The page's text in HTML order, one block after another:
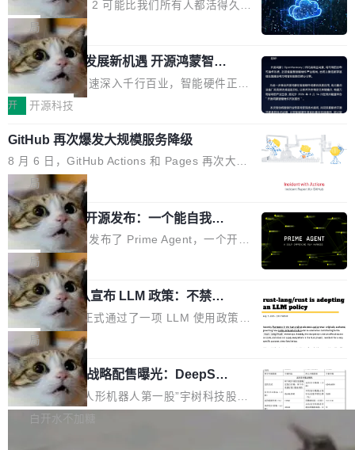
话，他是说出了一个圈内人尽皆知但很少公开捅
破的事实。 Jordan 随后补充了一句软化声明：
「我不认为这些会议上大部分论文都在过度宣传
或造假。问题是，作为读者，如果你筛选出那些
看起来最令人兴奋的论文，那它们大部分都是过
度宣传的。」 这才是真正的痛点。不是所有论文
都有问题，是最吸引眼球的那批论文最有问题。
他引用的帖子来自 Mathew Shen，一位 ICLR 2
026 的读者：「看了篇 ...
Flash Attention 2 可能比我们所有人都活得久。
这句话不是来自某个技术博客，而是出自 Hieu
Pham 的一条推文。Hieu Pham 是谁？他是 xAI
的早期工程师之一，在 Grok 训练基础设施团队
工作过。近日他在 X 上发了一条帖子，列出了他
认为现代 AI 领域最重要的三个开源项目。 第一
个名字毫无悬念：Flash Attention 2。 Hieu 的
理由很具体。FA 系列不需要解释，但 FA2 是他
认为最重要的一个——复杂度恰到好处，刚好能
驱动你去学 CuTe，但还没被那些"邪恶的" Hopp
er++ 优化所淹没，足够容易修改和适配。 更关
键的是 FA2 的持久性...
局
共商智能硬件发展新机遇 开源鸿蒙智能
硬件开发者日杭州站即将举行
随着万物智联加速深入千行百业，智能硬件正从
单点设备迈向智能化、网联化、协同化发展。作
鸿蒙通过统一技术底座和分布式能力，为不同类
型智能设备的开发、连接与互联提供关键支撑，
也为产业链企业探索产品创新与商业增长打开新
的空间。 8月14日，开源鸿蒙智能硬件开发者日
（OHDD：OpenHarmony Hardware Develope
r Day）将在杭州启航。活动面向智能硬件产业
链企业和开发者，邀请行业专家与资深技术顾
问，围绕开源鸿蒙技术能力、设备适配、芯片适
配、功耗与稳定性调优、兼容性测评及统一互联
等内容展开系统讲解和实战交流，帮助企业进一
步了解开源鸿蒙在智能...
开 开源科技
GitHub 再次爆发大规模服务降级
8 月 6 日，GitHub Actions 和 Pages 再次大规
模服务降级，Actions 完全不可用超过 5 小时，
webhook 停发，连自托管 runner 也因调度层故
障无法工作。Pages、Copilot code review、C
opilot coding agent 全部受影响。从检测到完全
恢复，大约 12 小时。 这是 2026 年 8 月的第六
起事故，其中四起与 AI/Copilot 服务相关。 Git
Hub 员工 kdaigle 在 HN 讨论中贴出了一组数
据：2025 年全年 10 亿次 commit。现在，每周
2.75 亿次，全年预计 140 亿次。GitHub...
局
Prime Agent 开源发布：一个能自我改
进的编程 Agent，ARC-AGI 3 超越人类
专家基线
Prime Intellect 发布了 Prime Agent，一个开源
的编程 Agent Harness，核心设计围绕两个抽
象：Recursive Language Model（RLM）和 C
ontinual Harness。在 ARC-AGI 3 基准测试
上，Prime Agent + Opus 5 的组合达到了 95.
5% RHAE Best@1，超过了 ARC 报告的人类专
家基线 95.4%。 不是又一个 coding agent 包装
器 Prime Agent 的架构和市面上大多数 coding
agent 有本质区别。大多数 agent harness 的设
计是基于早期模型的能力—...
局
Rust 项目团队宣布 LLM 政策：不禁
止，但你要承认哪些代码不是你写的
Rust 语言项目正式通过了一项 LLM 使用政策，
覆盖 rust-lang/rust 单一仓库的代码贡献。这不
是项目级别的官方立场，目前由五个团队采纳，
但它可能是主流开源项目中关于 AI 辅助贡献最
细致的一份规则。 政策的核心只有一句话：LLM
可以用来分析、提炼、审阅、建议，但不能用来
局
宇树科技 IPO 战略配售曝光：DeepSe
ek 获配 93.3 万股，锁定 36 个月
8月6日晚间，“人形机器人第一股”宇树科技股份
有限公司披露IPO发行价格及战略配售结果，杭
白开水不加糖